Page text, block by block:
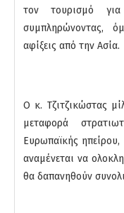
τον τουρισμό
συμπληρώνοντας,
αφίξεις από την Ασία.
Ο κ. Τζιτζικώστας
μεταφορά
Ευρωπαϊκής
αναμένεται να
θα δαπανηθούν